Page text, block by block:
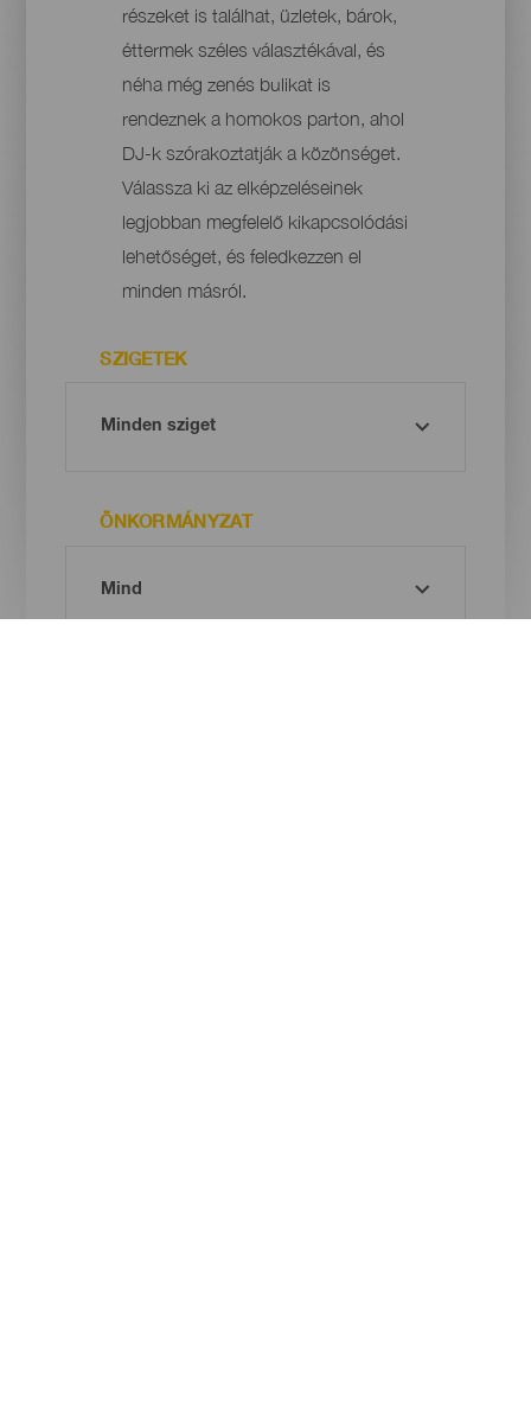
részeket is találhat, üzletek, bárok,
éttermek széles választékával, és
néha még zenés bulikat is
rendeznek a homokos parton, ahol
DJ-k szórakoztatják a közönséget.
Válassza ki az elképzeléseinek
legjobban megfelelő kikapcsolódási
lehetőséget, és feledkezzen el
minden másról.
SZIGETEK
ÖNKORMÁNYZAT